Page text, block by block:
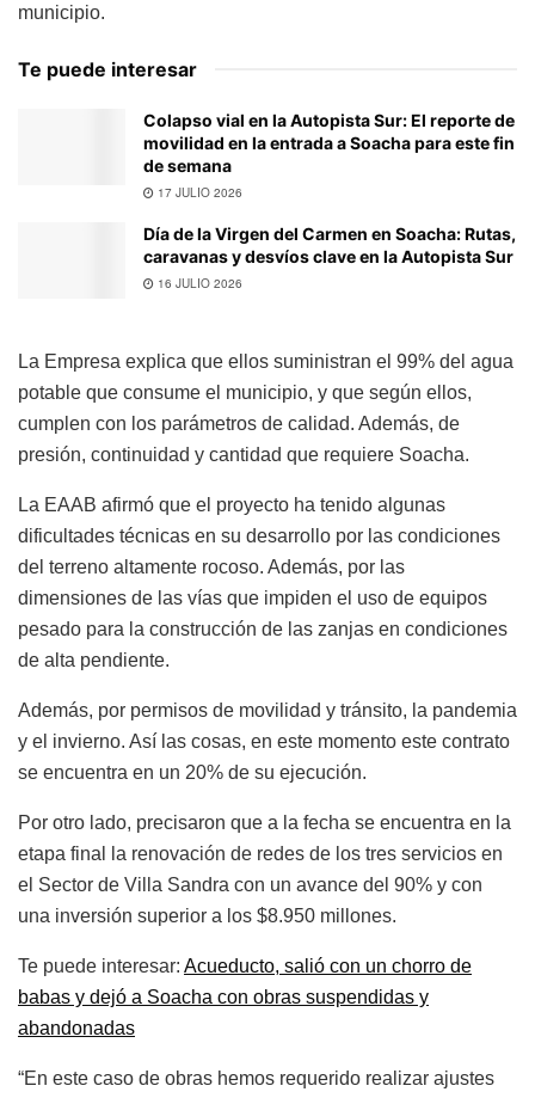
municipio.
Te puede interesar
Colapso vial en la Autopista Sur: El reporte de
movilidad en la entrada a Soacha para este fin
de semana
17 JULIO 2026
Día de la Virgen del Carmen en Soacha: Rutas,
caravanas y desvíos clave en la Autopista Sur
16 JULIO 2026
La Empresa explica que ellos suministran el 99% del agua
potable que consume el municipio, y que según ellos,
cumplen con los parámetros de calidad. Además, de
presión, continuidad y cantidad que requiere Soacha.
La EAAB afirmó que el proyecto ha tenido algunas
dificultades técnicas en su desarrollo por las condiciones
del terreno altamente rocoso. Además, por las
dimensiones de las vías que impiden el uso de equipos
pesado para la construcción de las zanjas en condiciones
de alta pendiente.
Además, por permisos de movilidad y tránsito, la pandemia
y el invierno. Así las cosas, en este momento este contrato
se encuentra en un 20% de su ejecución.
Por otro lado, precisaron que a la fecha se encuentra en la
etapa final la renovación de redes de los tres servicios en
el Sector de Villa Sandra con un avance del 90% y con
una inversión superior a los $8.950 millones.
Te puede interesar: Acueducto, salió con un chorro de
babas y dejó a Soacha con obras suspendidas y
abandonadas
“En este caso de obras hemos requerido realizar ajustes